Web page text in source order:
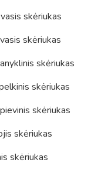
skėriukas
skėriukas
skėriukas
skėriukas
skėriukas
skėriukas
skėriukas